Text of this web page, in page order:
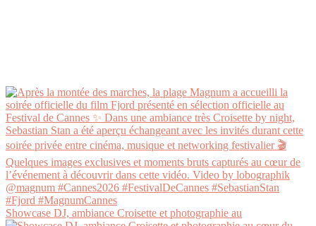
Showcase DJ, ambiance Croisette et photographie au